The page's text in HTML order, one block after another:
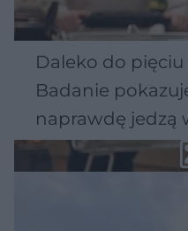
Daleko do
Badanie
naprawdę jedzą